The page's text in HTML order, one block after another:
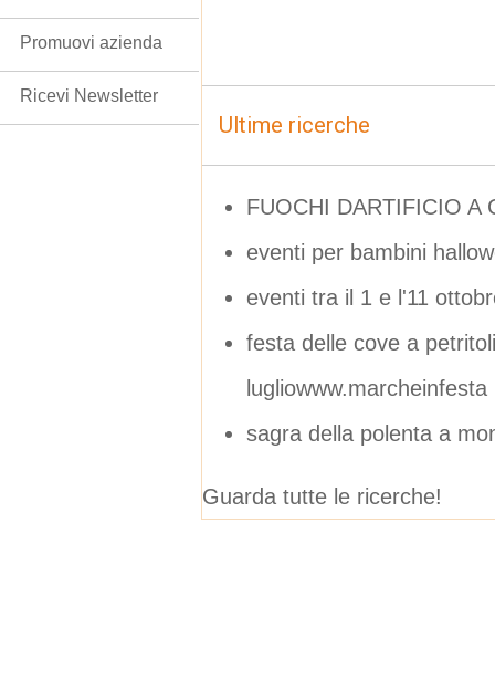
Ultime ricerche
FUOCHI DARTIFICIO A
eventi per bambini
eventi tra il 1 e l'11
festa delle cove a
lugliowww.marcheinfesta
sagra della polenta a
Guarda tutte le ricerche!
Promuovi azienda
Ricevi Newsletter